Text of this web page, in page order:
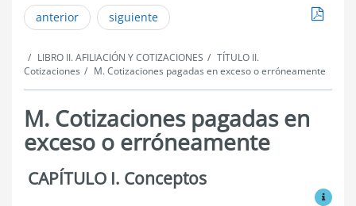
anterior siguiente
LIBRO II. AFILIACIÓN Y COTIZACIONES
TÍTULO II.
Cotizaciones
M. Cotizaciones pagadas en exceso o erróneamente
M. Cotizaciones pagadas en
exceso o erróneamente
Cotizaciones
pagadas
CAPÍTULO I. Conceptos
Ver